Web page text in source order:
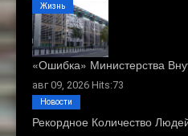
«Ошибка» Министерства
авг 09, 2026 Hits:73
Жизнь
Рекордное Количество
Новости